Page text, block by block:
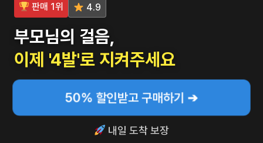
판매 1위 4.9
부모님의 걸음,
이제 '4발'로 지켜주세요
50% 할인받고 구매하기 ➔
내일 도착 보장